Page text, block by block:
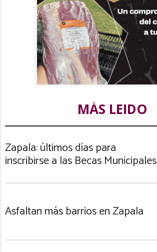
MÁS LEIDO
Zapala: últimos días para
inscribirse a las Becas Municipales
Asfaltan más barrios en Zapala